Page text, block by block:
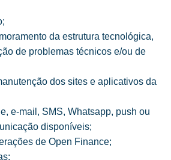
da estrutura tecnológica,
de problemas técnicos e/ou de
dos sites e aplicativos da
e-mail, SMS, Whatsapp, push ou
disponíveis;
de Open Finance;